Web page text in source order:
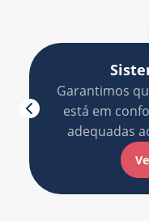
Garantimos
está em
adequadas